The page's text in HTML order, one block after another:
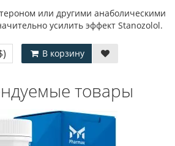
или другими анаболическими
усилить эффект Stanozolol.
В корзину
товары